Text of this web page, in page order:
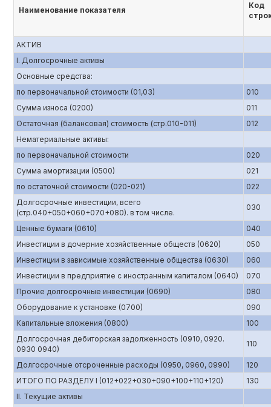
Наименование показателя
Код
АКТИВ
I. Долгосрочные активы
Основные средства:
по первоначальной стоимости (01,03)
010
Сумма износа (0200)
011
Остаточная (балансовая) стоимость (стр.010-011)
012
Нематериальные активы:
по первоначальной стоимости
020
Сумма амортизации (0500)
021
по остаточной стоимости (020-021)
022
Долгосрочные инвестиции, всего
(стр.040+050+060+070+080). в том числе.
030
Ценные бумаги (0610)
040
Инвестиции в дочерние хозяйственные обществ (0620)
050
Инвестиции в зависимые хозяйственные общества (0630)
060
Инвестиции в предприятие с иностранным капиталом (0640)
070
Прочие долгосрочные инвестиции (0690)
080
Оборудование к установке (0700)
090
Капитальные вложения (0800)
100
Долгосрочная дебиторская задолженность (0910, 0920.
0930 0940)
110
Долгосрочные отсроченные расходы (0950, 0960, 0990)
120
ИТОГО ПО РАЗДЕЛУ I (012+022+030+090+100+110+120)
130
II. Текущие активы